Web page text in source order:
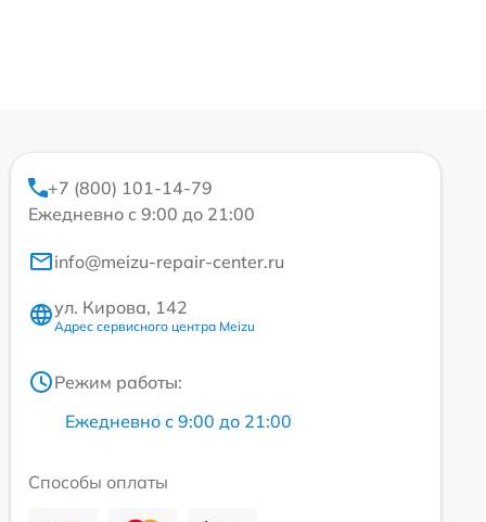
+7 (800) 101-14-79
Ежедневно с 9:00 до 21:00
info@meizu-repair-center.ru
ул. Кирова, 142
Адрес сервисного центра Meizu
Режим работы:
Ежедневно с 9:00 до 21:00
Способы оплаты